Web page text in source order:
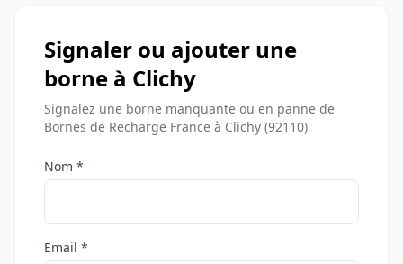
Signaler ou ajouter une
borne à Clichy
Signalez une borne manquante ou en panne de
Bornes de Recharge France à Clichy (92110)
Nom *
Email *